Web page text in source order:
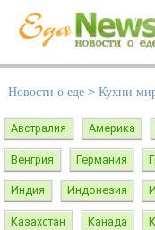
Новости о еде > Кухни
Австралия Америка
Венгрия Германия
Индия Индонезия
Казахстан Канада